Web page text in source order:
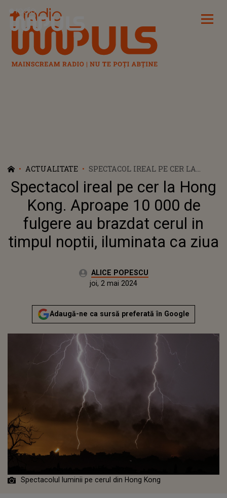
Radio Impuls
ACTUALITATE
SPECTACOL IREAL PE CER LA
HONG KONG. APROAPE 10 000 DE
FULGERE AU BRAZDAT CERUL IN
TIMPUL NOPTII, ILUMINATA CA
ZIUA
Spectacol ireal pe cer la Hong
Kong. Aproape 10 000 de
fulgere au brazdat cerul in
timpul noptii, iluminata ca ziua
Autor:ALICE POPESCU
Actualizat:
joi, 2 mai 2024
Adaugă-ne ca sursă preferată în Google
Spectacolul luminii pe cerul din Hong Kong